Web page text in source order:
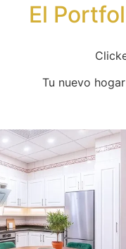
El
Tu nuevo